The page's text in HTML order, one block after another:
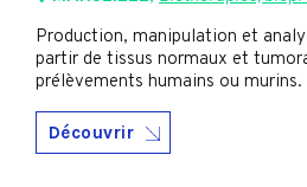
Production, manipulation et
partir de tissus normaux et
prélèvements humains ou murins.
Découvrir